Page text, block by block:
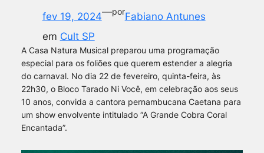
fev 19, 2024—porFabiano Antunes
em Cult SP
A Casa Natura Musical preparou uma programação
especial para os foliões que querem estender a alegria
do carnaval. No dia 22 de fevereiro, quinta-feira, às
22h30, o Bloco Tarado Ni Você, em celebração aos seus
10 anos, convida a cantora pernambucana Caetana para
um show envolvente intitulado “A Grande Cobra Coral
Encantada”.